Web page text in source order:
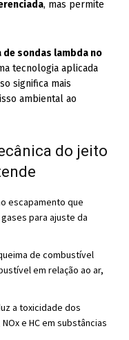
, mas permite
de sondas lambda no
tecnologia aplicada
significa mais
ambiental ao
do jeito
escapamento que
para ajuste da
de combustível
em relação ao ar,
a toxicidade dos
e HC em substâncias